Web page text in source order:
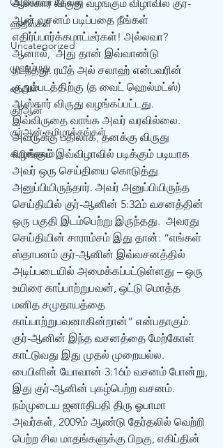
ஹதீஸ்கள்
Uncategorized
முஹம்மது
பைபிள்
குர்‍ஆன்
குர்‍ஆன் தமிழாக்கங்கள்
கிறிஸ்தவம்
ஆஸ்கார் விருது வழங்கும் விழாவில் குர்-
ஆன் வசனம் படிப்பதை நீங்கள்
எதிர்ப்பார்க்கமாட்டீர்கள்! அல்லவா?
ஆனால்,  அது தான் இவ்வாண்டு
நடந்தது. ரயீத் அல் சலாஹ் என்பவரின்
குறும்படத்திற்கு (த வைட் ஹெல்மட்ஸ்)
ஆஸ்கார் விருது வழங்கப்பட்டது.
இவ்விருதை வாங்க அவர் வரவில்லை.
அவருக்கு பதிலாக, தனக்கு விருது
வழங்கும் இவ்விழாவில் படிக்கும் படியாக
அவர் ஒரு செய்தியை கொடுத்து
அனுப்பியிருந்தார். அவர் அனுப்பியிருந்த
செய்தியில் குர்-ஆனின் 5:32ம் வசனத்தின்
ஒரு பகுதி இடம்பெற்று இருந்தது.  அவரது
செய்தியின் சாராம்சம் இது தான்: “எங்கள்
ஸ்தாபனம் குர்-ஆனின் இவ்வசனத்தில்
அடிப்படையில் அமைக்கப்பட்டுள்ளது – ஒரு
உயிரை காப்பாற்றுபவன், ஒட்டு மொத்த
மனித சமுதாயத்தை
காப்பாற்றுபவனாகின்றான்” என்பதாகும்.
குர்-ஆனின் இந்த வசனத்தை மேற்கோள்
காட்டுவது இது முதல் முறையல்ல.
பைபிளின் யோவான் 3:16ம் வசனம் போன்று,
இது குர்-ஆனின் புகழ்பெற்ற வசனம்.
நம்முடைய ஜனாதிபதி திரு ஓபாமா
அவர்கள், 2009ம் ஆண்டு தேர்தலில் வெற்றி
பெற்ற சில மாதங்களுக்கு பிறகு, எகிப்தின்